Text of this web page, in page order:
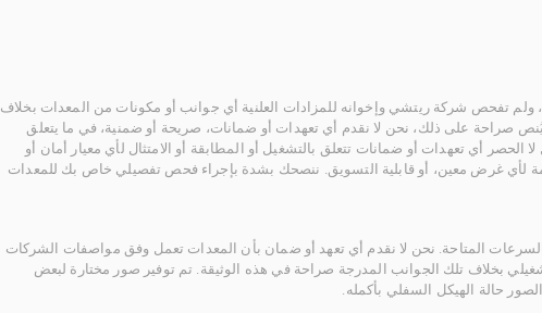
ولم تفحص شركة ريتشي وإخوانه للمزادات العلنية أي جوانب أو مكونات من المعدات بخلاف
صراحة على ذلك، نحن لا نقدم أي تعهدات أو ضمانات، صريحة أو ضمنية، في ما يتعلق
الحصر أي تعهدات أو ضمانات تتعلق بالتشغيل أو المطابقة أو الامتثال لأي معيار أمان أو
لأي غرض معين، أو قابلية التسويق. ننصحك بشدة بإجراء فحص تفصيلي خاص بك للمعدات
المتاحة. نحن لا نقدم أي تعهد أو ضمان بأن المعدات تعمل وفق مواصفات الشركات
بخلاف تلك الجوانب المدرجة صراحة في هذه الوثيقة. تم توفير صور مختارة لبعض
حالة الهيكل السفلي بأكمله.